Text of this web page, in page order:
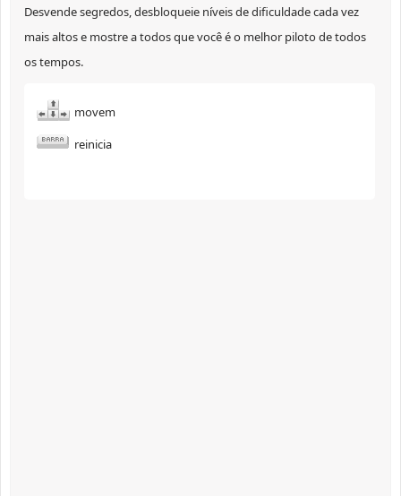
Desvende segredos, desbloqueie níveis de dificuldade cada vez
mais altos e mostre a todos que você é o melhor piloto de todos
os tempos.
movem
reinicia